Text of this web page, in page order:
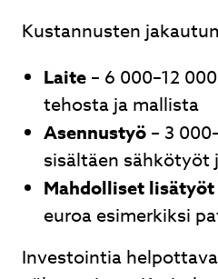
Kustannusten
Laite – 6 000–12
tehosta ja mallista
Asennustyö – 3
sisältäen
Mahdolliset lisätyöt
euroa esimerkiksi
Investointia